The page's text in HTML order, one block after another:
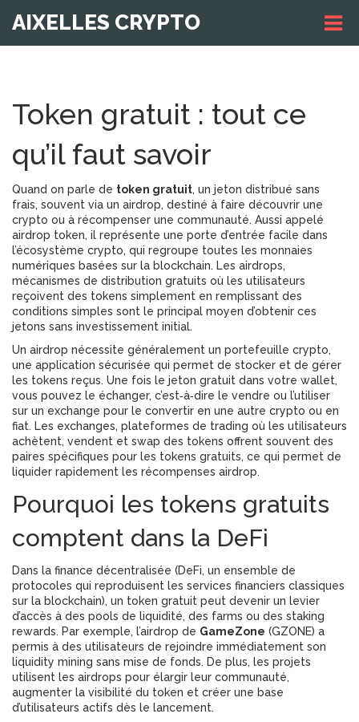
AIXELLES CRYPTO
Token gratuit : tout ce
qu’il faut savoir
Quand on parle de token gratuit, un jeton distribué sans
frais, souvent via un airdrop, destiné à faire découvrir une
crypto ou à récompenser une communauté. Aussi appelé
airdrop token, il représente une porte d’entrée facile dans
l’écosystème crypto, qui regroupe toutes les monnaies
numériques basées sur la blockchain. Les airdrops,
mécanismes de distribution gratuits où les utilisateurs
reçoivent des tokens simplement en remplissant des
conditions simples sont le principal moyen d’obtenir ces
jetons sans investissement initial.
Un airdrop nécessite généralement un portefeuille crypto,
une application sécurisée qui permet de stocker et de gérer
les tokens reçus. Une fois le jeton gratuit dans votre wallet,
vous pouvez le échanger, c’est‑à‑dire le vendre ou l’utiliser
sur un exchange pour le convertir en une autre crypto ou en
fiat. Les exchanges, plateformes de trading où les utilisateurs
achètent, vendent et swap des tokens offrent souvent des
paires spécifiques pour les tokens gratuits, ce qui permet de
liquider rapidement les récompenses airdrop.
Pourquoi les tokens gratuits
comptent dans la DeFi
Dans la finance décentralisée (DeFi, un ensemble de
protocoles qui reproduisent les services financiers classiques
sur la blockchain), un token gratuit peut devenir un levier
d’accès à des pools de liquidité, des farms ou des staking
rewards. Par exemple, l’airdrop de GameZone (GZONE) a
permis à des utilisateurs de rejoindre immédiatement son
liquidity mining sans mise de fonds. De plus, les projets
utilisent les airdrops pour élargir leur communauté,
augmenter la visibilité du token et créer une base
d’utilisateurs actifs dès le lancement.